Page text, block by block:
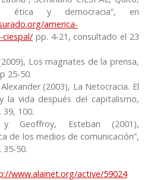
ética y democracia”, en
america-
ciespal/ pp. 4-21, consultado el 23
Los magnates de la prensa,
25-50.
(2003), La Netocracia. El
la vida después del capitalismo,
100.
Geoffroy, Esteban (2001),
de los medios de comunicación”,
35-50.
www.alainet.org/active/59024